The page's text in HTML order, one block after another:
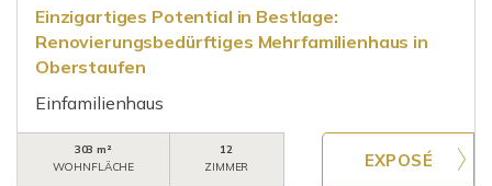
Einzigartiges Potential in Bestlage:
Renovierungsbedürftiges Mehrfamilienhaus in
Oberstaufen
Einfamilienhaus
303 m²
WOHNFLÄCHE
12
ZIMMER